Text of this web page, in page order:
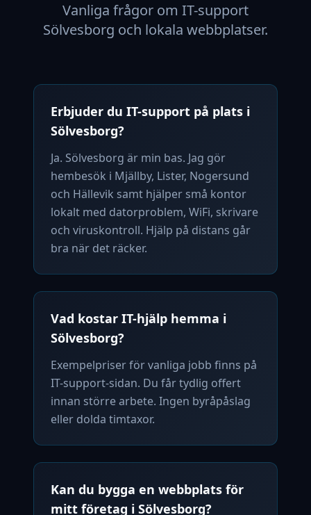
Vanliga frågor om IT-support
Sölvesborg och lokala webbplatser.
Erbjuder du IT-support på plats i
Sölvesborg?
Ja. Sölvesborg är min bas. Jag gör
hembesök i Mjällby, Lister, Nogersund
och Hällevik samt hjälper små kontor
lokalt med datorproblem, WiFi, skrivare
och viruskontroll. Hjälp på distans går
bra när det räcker.
Vad kostar IT-hjälp hemma i
Sölvesborg?
Exempelpriser för vanliga jobb finns på
IT-support-sidan. Du får tydlig offert
innan större arbete. Ingen byråpåslag
eller dolda timtaxor.
Kan du bygga en webbplats för
mitt företag i Sölvesborg?